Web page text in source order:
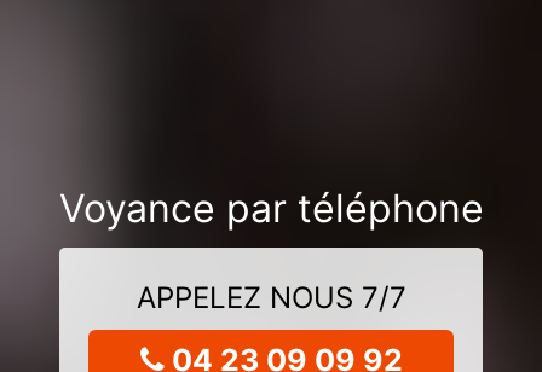
Voyance par téléphone
APPELEZ NOUS 7/7
04 23 09 09 92